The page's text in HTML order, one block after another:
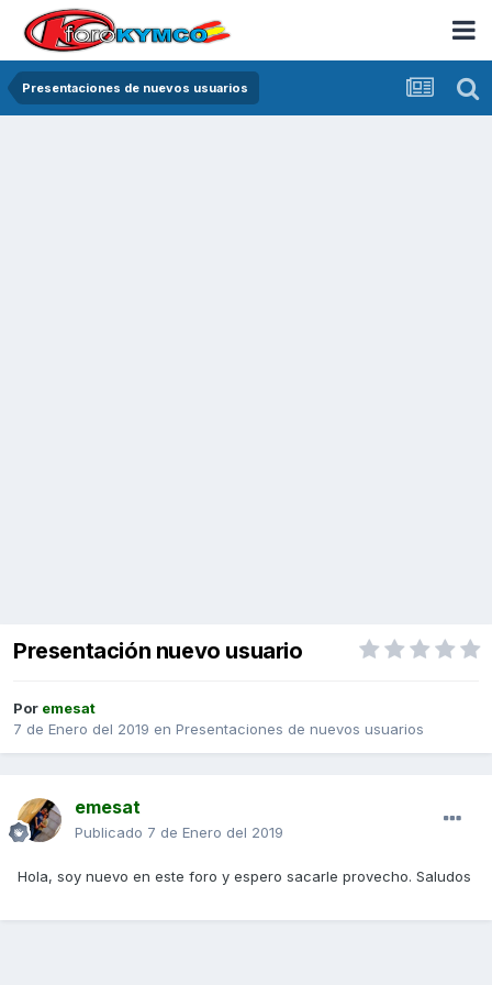
Presentaciones de nuevos usuarios
Presentación nuevo usuario
Por emesat
7 de Enero del 2019 en Presentaciones de nuevos usuarios
emesat
Publicado 7 de Enero del 2019
Hola, soy nuevo en este foro y espero sacarle provecho. Saludos